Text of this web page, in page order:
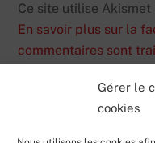
Gérer le
cookies
Ce site utilise
En savoir plus sur la
commentaires sont